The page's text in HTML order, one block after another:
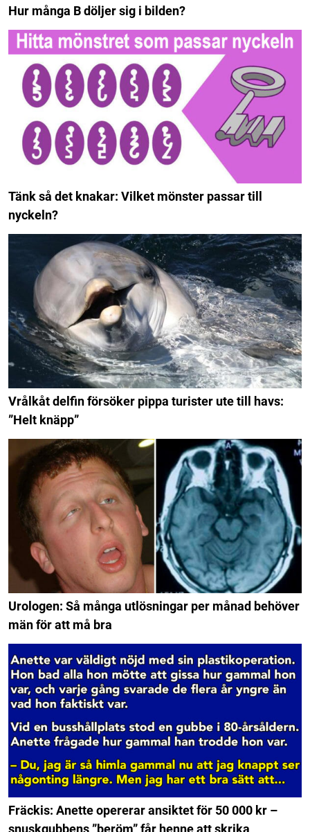
Hur många B döljer sig i bilden?
Tänk så det knakar: Vilket mönster passar till
nyckeln?
Vrålkåt delfin försöker pippa turister ute till havs:
”Helt knäpp”
Urologen: Så många utlösningar per månad behöver
män för att må bra
Fräckis: Anette opererar ansiktet för 50 000 kr –
snuskgubbens ”beröm” får henne att skrika